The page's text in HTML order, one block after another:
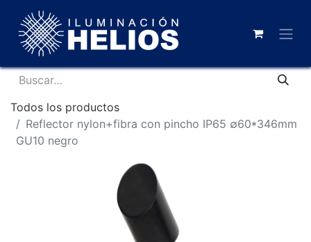
Todos los productos
Reflector nylon+fibra con pincho IP65 ∅60*346mm
GU10 negro